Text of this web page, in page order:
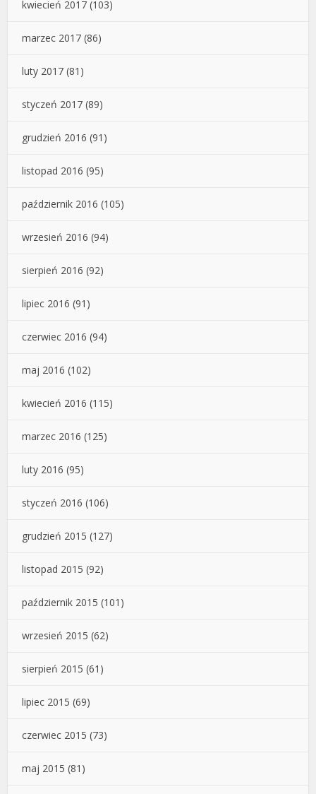
kwiecień 2017 (103)
marzec 2017 (86)
luty 2017 (81)
styczeń 2017 (89)
grudzień 2016 (91)
listopad 2016 (95)
październik 2016 (105)
wrzesień 2016 (94)
sierpień 2016 (92)
lipiec 2016 (91)
czerwiec 2016 (94)
maj 2016 (102)
kwiecień 2016 (115)
marzec 2016 (125)
luty 2016 (95)
styczeń 2016 (106)
grudzień 2015 (127)
listopad 2015 (92)
październik 2015 (101)
wrzesień 2015 (62)
sierpień 2015 (61)
lipiec 2015 (69)
czerwiec 2015 (73)
maj 2015 (81)